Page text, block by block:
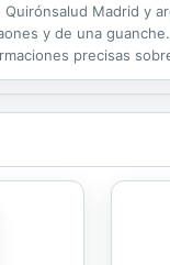
Madrid y
y de una
precisas